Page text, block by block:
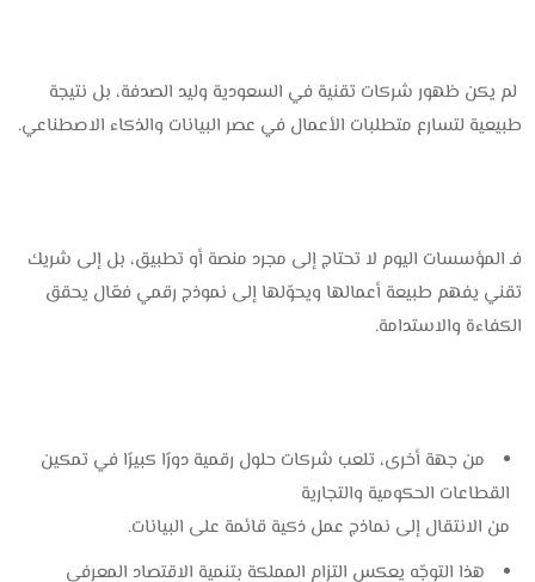
لم يكن ظهور شركات تقنية في السعودية وليد الصدفة، بل نتيجة
طبيعية لتسارع متطلبات الأعمال في عصر البيانات والذكاء الاصطناعي.
فـ المؤسسات اليوم لا تحتاج إلى مجرد منصة أو تطبيق، بل إلى شريك
تقني يفهم طبيعة أعمالها ويحوّلها إلى نموذج رقمي فعّال يحقق
الكفاءة والاستدامة.
من جهة أخرى، تلعب شركات حلول رقمية دورًا كبيرًا في تمكين
القطاعات الحكومية والتجارية
من الانتقال إلى نماذج عمل ذكية قائمة على البيانات.
هذا التوجّه يعكس التزام المملكة بتنمية الاقتصاد المعرفي